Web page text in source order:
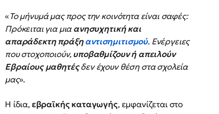
«Το μήνυμά μας προς την κοινότητα είναι σαφές:
Πρόκειται για μιαανησυχητική και
απαράδεκτη πράξη αντισημιτισμού. Ενέργειες
που στοχοποιούν,υποβαθμίζουν ή απειλούν
Εβραίους μαθητέςδεν έχουν θέση στα σχολεία
μας».
Η ίδια,εβραϊκής καταγωγής, εμφανίζεται στο